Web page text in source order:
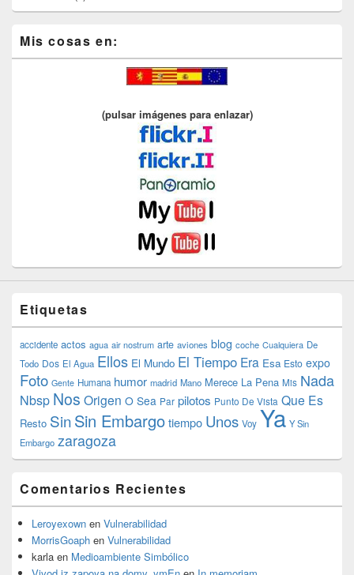
Mis cosas en:
(pulsar imágenes para enlazar)
Etiquetas
accidente actos agua air nostrum arte aviones blog coche Cualquiera De
Todo Dos El Agua Ellos El Mundo El Tiempo Era Esa Esto expo
Foto Gente Humana humor madrid Mano Merece La Pena Mis Nada
Nbsp Nos Origen O Sea Par pilotos Punto De Vista Que Es
Resto SinSin Embargotiempo Unos Voy Ya Y Sin
Embargo zaragoza
Comentarios Recientes
Leroyexown en Vulnerabilidad
MorrisGoaph en Vulnerabilidad
karla en Medioambiente Simbólico